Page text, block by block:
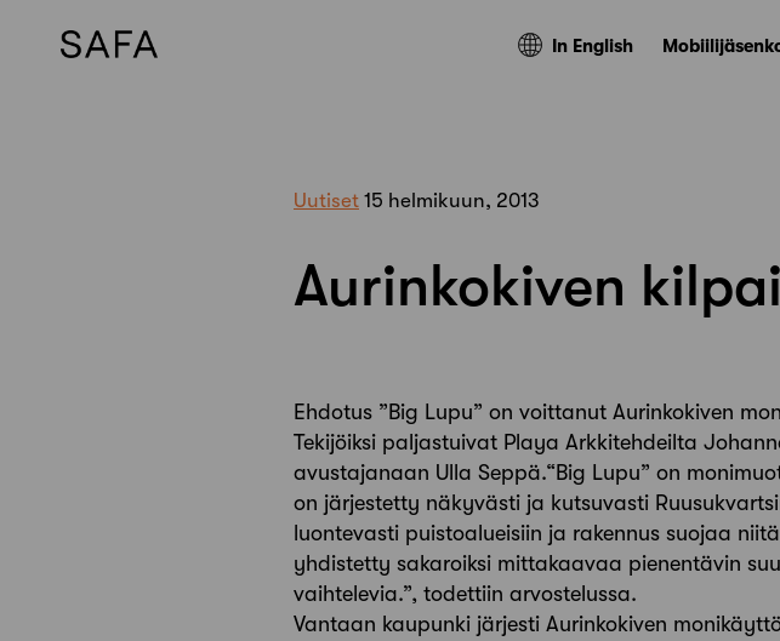
In English
Uutiset 15 helmikuun, 2013
Aurinkokiven
Ehdotus ”Big Lupu” on voittanut Aurinkokiven
Tekijöiksi paljastuivat Playa Arkkitehdeilta
avustajanaan Ulla Seppä.“Big Lupu” on
on järjestetty näkyvästi ja kutsuvasti
luontevasti puistoalueisiin ja rakennus suojaa
yhdistetty sakaroiksi mittakaavaa pienentävin
vaihtelevia.”, todettiin arvostelussa.
Vantaan kaupunki järjesti Aurinkokiven